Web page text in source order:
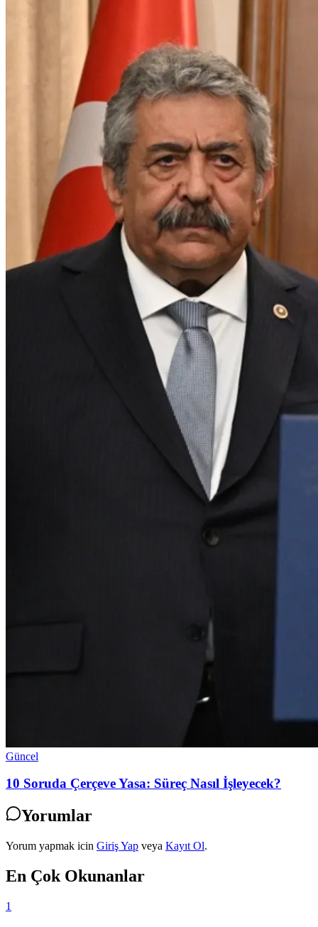
Güncel
10 Soruda Çerçeve Yasa: Süreç Nasıl İşleyecek?
Yorumlar
Yorum yapmak icin Giriş Yap veya Kayıt Ol.
En Çok Okunanlar
1